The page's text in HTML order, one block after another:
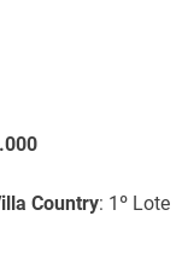
Country: 1º Lote